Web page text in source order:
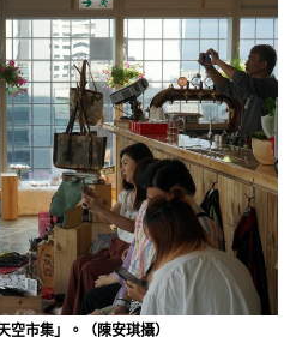
市集」。（陳安琪攝）